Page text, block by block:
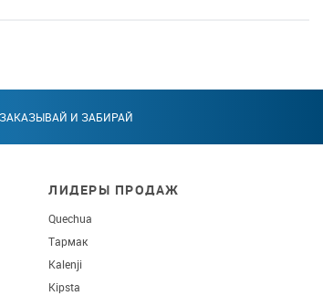
ЗАКАЗЫВАЙ И ЗАБИРАЙ
ЛИДЕРЫ ПРОДАЖ
Quechua
Тармак
Kalenji
Kipsta